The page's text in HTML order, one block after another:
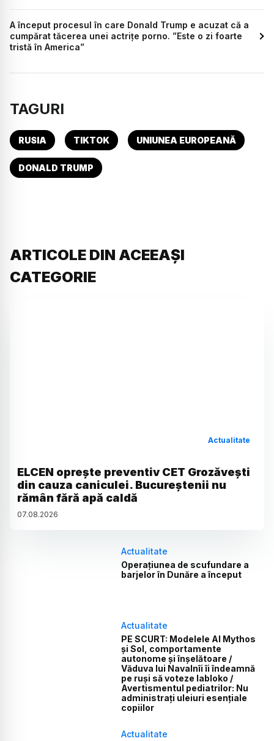
A început procesul în care Donald Trump e acuzat că a
cumpărat tăcerea unei actrițe porno. ”Este o zi foarte
tristă în America”
TAGURI
RUSIA TIKTOK UNIUNEA EUROPEANĂ
DONALD TRUMP
ARTICOLE DIN ACEEAȘI
CATEGORIE
Actualitate
ELCEN oprește preventiv CET Grozăvești
din cauza caniculei. Bucureștenii nu
rămân fără apă caldă
07.08.2026
Actualitate
Operațiunea de scufundare a
barjelor în Dunăre a început
Actualitate
PE SCURT: Modelele AI Mythos
și Sol, comportamente
autonome și înșelătoare /
Văduva lui Navalnîi îi îndeamnă
pe ruși să voteze Iabloko /
Avertismentul pediatrilor: Nu
administrați uleiuri esențiale
copiilor
Actualitate